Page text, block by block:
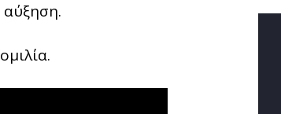
αύξηση.